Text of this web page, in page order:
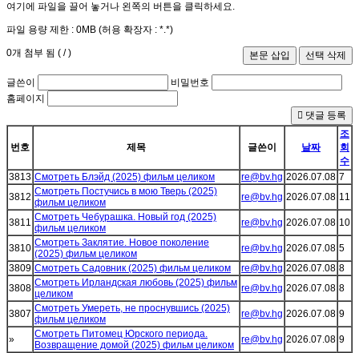
여기에 파일을 끌어 놓거나 왼쪽의 버튼을 클릭하세요.
파일 용량 제한 : 0MB (허용 확장자 : *.*)
0개 첨부 됨 ( /)
글쓴이
비밀번호
홈페이지
댓글 등록
번호 제목 글쓴이 날짜
조
회
수
3813 Смотреть Блэйд (2025) фильм целиком re@bv.hg 2026.07.08 7
3812 Смотреть Постучись в мою Тверь (2025)
фильм целиком
re@bv.hg 2026.07.08 11
3811 Смотреть Чебурашка. Новый год (2025)
фильм целиком
re@bv.hg 2026.07.08 10
3810 Смотреть Заклятие. Новое поколение
(2025) фильм целиком
re@bv.hg 2026.07.08 5
3809 Смотреть Садовник (2025) фильм целиком re@bv.hg 2026.07.08 8
3808 Смотреть Ирландская любовь (2025) фильм
целиком
re@bv.hg 2026.07.08 8
3807 Смотреть Умереть, не проснувшись (2025)
фильм целиком
re@bv.hg 2026.07.08 9
»
Смотреть Питомец Юрского периода.
Возвращение домой (2025) фильм целиком
re@bv.hg 2026.07.08 9